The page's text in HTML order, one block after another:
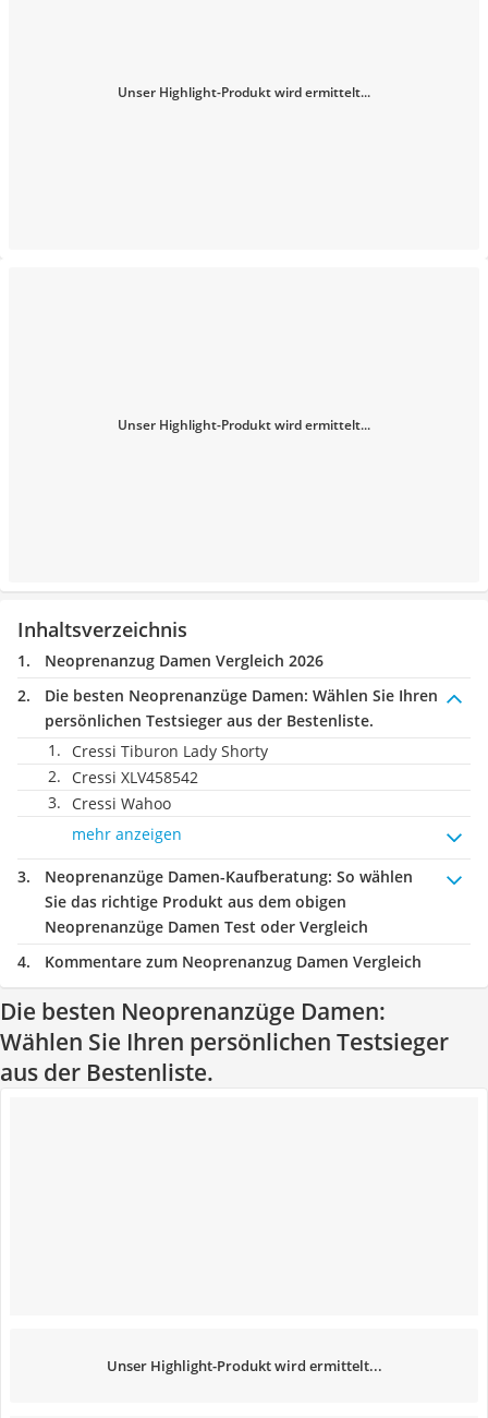
Unser Highlight-Produkt wird ermittelt...
Unser Highlight-Produkt wird ermittelt...
Inhaltsverzeichnis
Neoprenanzug Damen Vergleich 2026
Die besten Neoprenanzüge Damen: Wählen Sie Ihren
persönlichen Testsieger aus der Bestenliste.
Cressi Tiburon Lady Shorty
Cressi XLV458542
Cressi Wahoo
mehr anzeigen
Neoprenanzüge Damen-Kaufberatung: So wählen
Sie das richtige Produkt aus dem obigen
Neoprenanzüge Damen Test oder Vergleich
Kommentare zum Neoprenanzug Damen Vergleich
Die besten Neoprenanzüge Damen:
Wählen Sie Ihren persönlichen Testsieger
aus der Bestenliste.
Unser Highlight-Produkt wird ermittelt...